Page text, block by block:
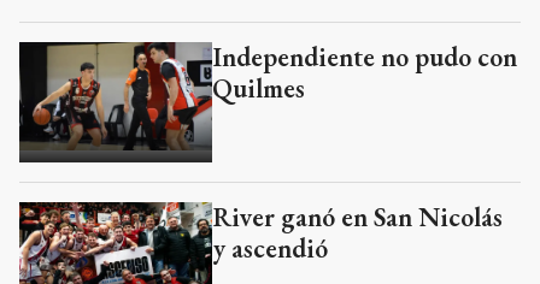
Independiente no pudo con
Quilmes
River ganó en San Nicolás
y ascendió